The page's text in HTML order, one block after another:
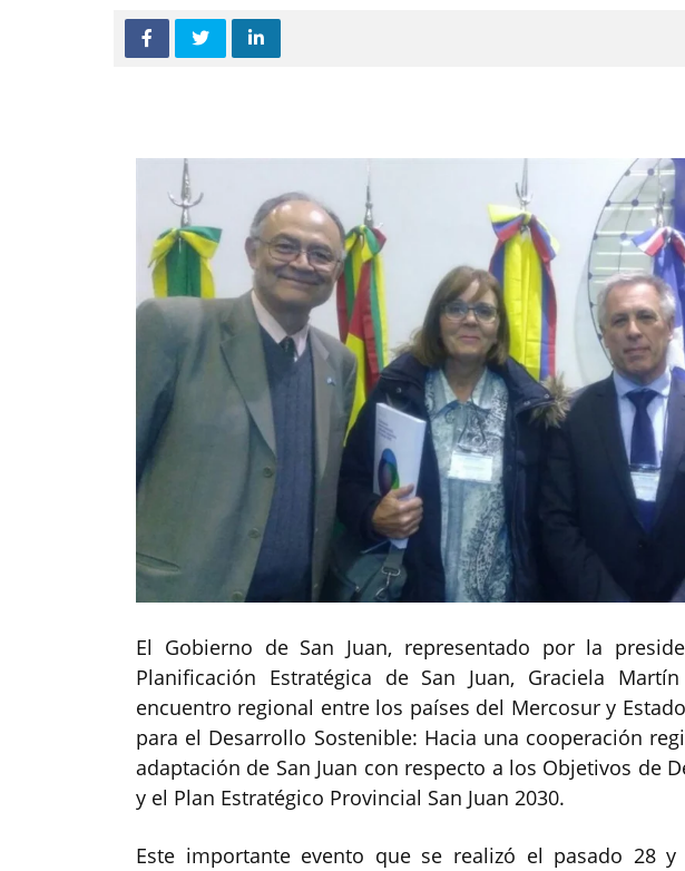
El Gobierno de San Juan, representado por la
Planificación Estratégica de San Juan, Graciela
encuentro regional entre los países del Mercosur y
para el Desarrollo Sostenible: Hacia una cooperación
adaptación de San Juan con respecto a los Objetivos de
y el Plan Estratégico Provincial San Juan 2030.
Este importante evento que se realizó el pasado 28